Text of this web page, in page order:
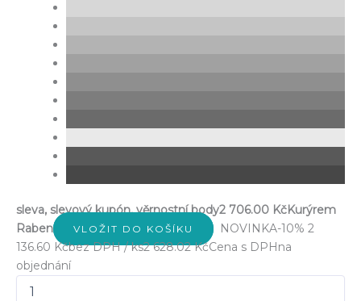
sleva, slevový kupón, věrnostní body2 706.00 KčKurýrem
Raben
VLOŽIT DO KOŠÍKU NOVINKA-10% 2
136.60 Kčbez DPH / ks2 628.02 KčCena s DPHna
objednání